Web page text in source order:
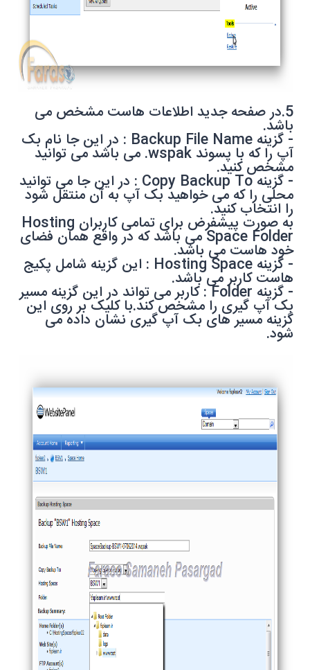
5.در صفحه جدید اطلاعات هاست مشخص می
باشد.
- گزینه Backup File Name : در این جا نام بک
آپ را که با پسوند .wspak می باشد می توانید
مشخص کنید.
- گزینهCopy Backup To: در این جا می توانید
محلی را که می خواهید بک آپ به آن منتقل شود
را انتخاب کنید.
به صورت پیشفرض برای تمامی کاربران Hosting
Space Folderمی باشد که در واقع همان فضای
خود هاست می باشد.
- گزینه Hosting Space : این گزینه شامل پکیج
هاست کاربر می باشد.
- گزینه Folder: کاربر می تواند در این گزینه مسیر
بک آپ گیری را مشخص کند.با کلیک بر روی این
گزینه مسیر های بک آپ گیری نشان داده می
شود.